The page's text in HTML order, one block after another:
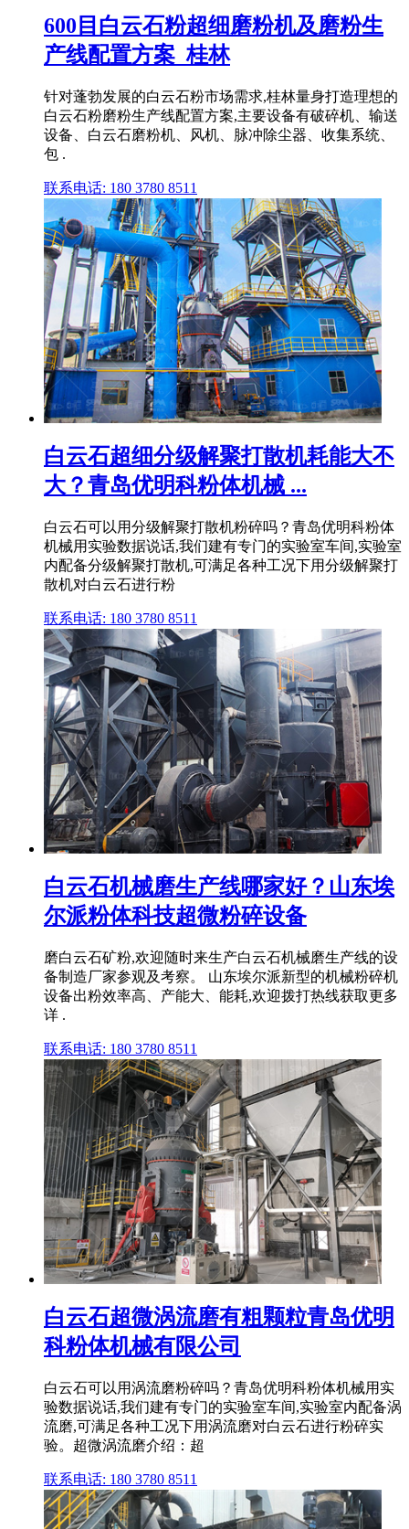
600目白云石粉超细磨粉机及磨粉生
产线配置方案_桂林
针对蓬勃发展的白云石粉市场需求,桂林量身打造理想的
白云石粉磨粉生产线配置方案,主要设备有破碎机、输送
设备、白云石磨粉机、风机、脉冲除尘器、收集系统、
包 .
联系电话: 180 3780 8511
白云石超细分级解聚打散机耗能大不
大？青岛优明科粉体机械 ...
白云石可以用分级解聚打散机粉碎吗？青岛优明科粉体
机械用实验数据说话,我们建有专门的实验室车间,实验室
内配备分级解聚打散机,可满足各种工况下用分级解聚打
散机对白云石进行粉
联系电话: 180 3780 8511
白云石机械磨生产线哪家好？山东埃
尔派粉体科技超微粉碎设备
磨白云石矿粉,欢迎随时来生产白云石机械磨生产线的设
备制造厂家参观及考察。 山东埃尔派新型的机械粉碎机
设备出粉效率高、产能大、能耗,欢迎拨打热线获取更多
详 .
联系电话: 180 3780 8511
白云石超微涡流磨有粗颗粒青岛优明
科粉体机械有限公司
白云石可以用涡流磨粉碎吗？青岛优明科粉体机械用实
验数据说话,我们建有专门的实验室车间,实验室内配备涡
流磨,可满足各种工况下用涡流磨对白云石进行粉碎实
验。超微涡流磨介绍：超
联系电话: 180 3780 8511